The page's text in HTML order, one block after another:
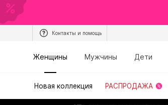
Контакты и помощь
Женщины Мужчины Дети
Новая коллекция РАСПРОДАЖА